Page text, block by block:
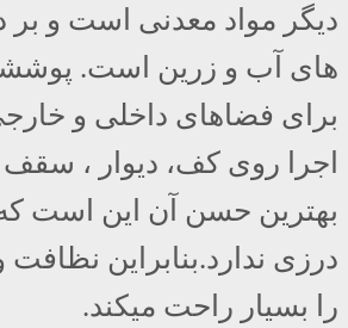
دیگر مواد معدنی است و بر
های آب و زرین است.
برای فضاهای داخلی و
اجرا روی کف، دیوار ،
بهترین حسن آن این است
درزی ندارد.بنابراین نظافت
را بسیار راحت میکند.